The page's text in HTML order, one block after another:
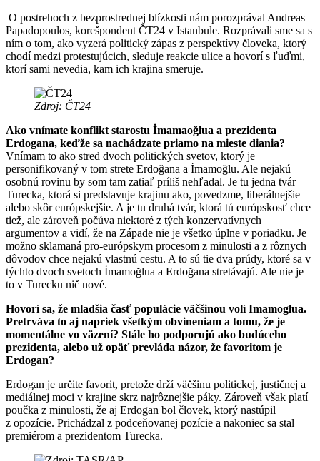
O postrehoch z bezprostrednej blízkosti nám porozprával Andreas
Papadopoulos, korešpondent ČT24 v Istanbule. Rozprávali sme sa s
ním o tom, ako vyzerá politický zápas z perspektívy človeka, ktorý
chodí medzi protestujúcich, sleduje reakcie ulice a hovorí s ľuďmi,
ktorí sami nevedia, kam ich krajina smeruje.
Zdroj: ČT24
Ako vnímate konflikt starostu İmamaoğlua a prezidenta
Erdogana, keďže sa nachádzate priamo na mieste diania?
Vnímam to ako stred dvoch politických svetov, ktorý je
personifikovaný v tom strete Erdoğana a İmamoğlu. Ale nejakú
osobnú rovinu by som tam zatiaľ príliš nehľadal. Je tu jedna tvár
Turecka, ktorá si predstavuje krajinu ako, povedzme, liberálnejšie
alebo skôr európskejšie. A je tu druhá tvár, ktorá tú európskosť chce
tiež, ale zároveň počúva niektoré z tých konzervatívnych
argumentov a vidí, že na Západe nie je všetko úplne v poriadku. Je
možno sklamaná pro-európskym procesom z minulosti a z rôznych
dôvodov chce nejakú vlastnú cestu. A to sú tie dva prúdy, ktoré sa v
týchto dvoch svetoch İmamoğlua a Erdoğana stretávajú. Ale nie je
to v Turecku nič nové.
Hovorí sa, že mladšia časť populácie väčšinou volí Imamoglua.
Pretrváva to aj napriek všetkým obvineniam a tomu, že je
momentálne vo väzení? Stále ho podporujú ako budúceho
prezidenta, alebo už opäť prevláda názor, že favoritom je
Erdogan?
Erdogan je určite favorit, pretože drží väčšinu politickej, justičnej a
mediálnej moci v krajine skrz najrôznejšie páky. Zároveň však platí
poučka z minulosti, že aj Erdogan bol človek, ktorý nastúpil
z opozície. Prichádzal z podceňovanej pozície a nakoniec sa stal
premiérom a prezidentom Turecka.